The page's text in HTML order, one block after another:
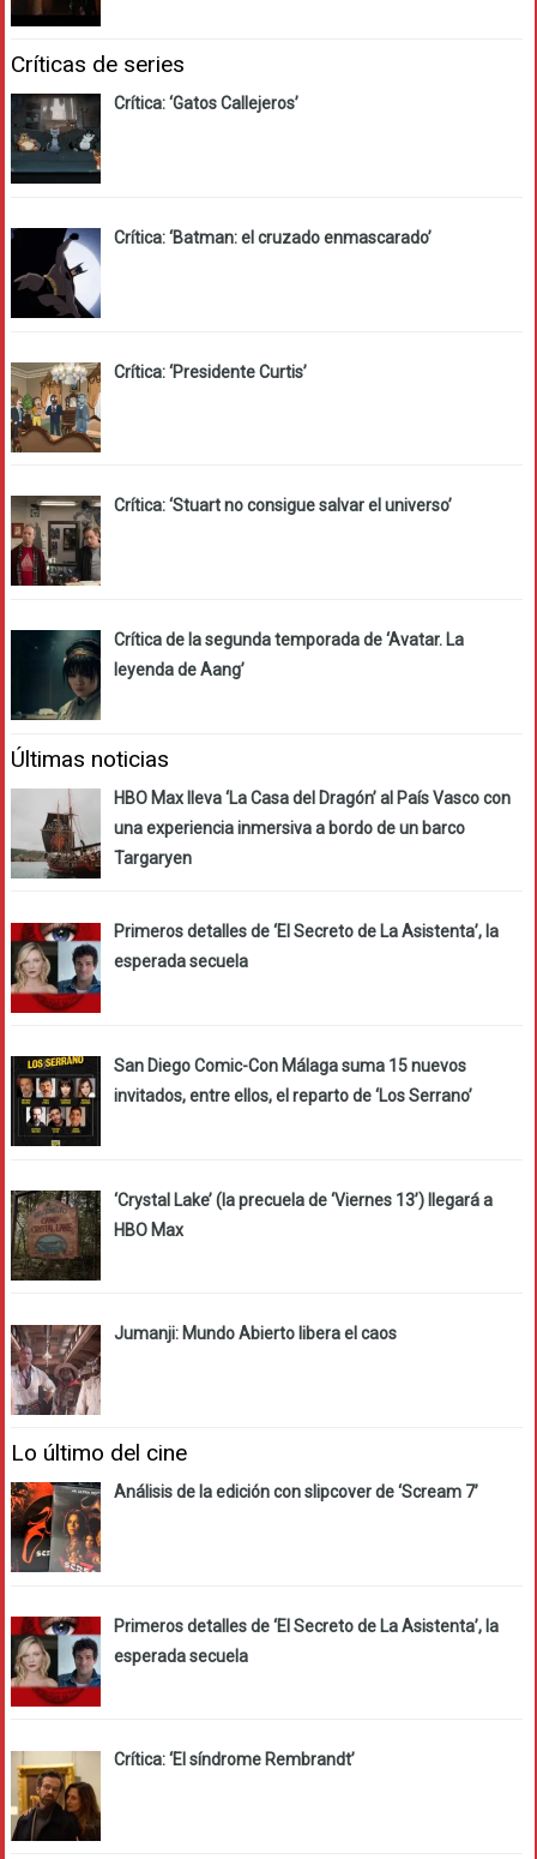
Críticas de series
Crítica: ‘Gatos Callejeros’
Crítica: ‘Batman: el cruzado enmascarado’
Crítica: ‘Presidente Curtis’
Crítica: ‘Stuart no consigue salvar el universo’
Crítica de la segunda temporada de ‘Avatar. La
leyenda de Aang’
Últimas noticias
HBO Max lleva ‘La Casa del Dragón’ al País Vasco con
una experiencia inmersiva a bordo de un barco
Targaryen
Primeros detalles de ‘El Secreto de La Asistenta’, la
esperada secuela
San Diego Comic-Con Málaga suma 15 nuevos
invitados, entre ellos, el reparto de ‘Los Serrano’
‘Crystal Lake’ (la precuela de ‘Viernes 13’) llegará a
HBO Max
Jumanji: Mundo Abierto libera el caos
Lo último del cine
Análisis de la edición con slipcover de ‘Scream 7’
Primeros detalles de ‘El Secreto de La Asistenta’, la
esperada secuela
Crítica: ‘El síndrome Rembrandt’